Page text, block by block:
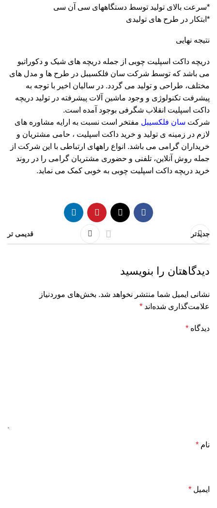
*سرعت بالای تولید توسط دستگاههای سی آن سی
*ابتکار در طرح های تولیدی
نتیجه نهایی
دریچه داکت اسپلیت چوبی از جمله دریچه های شیک و دکوراتیو
می باشد که توسط شرکت سان فلکسیبل در طرح ها و مدل های
مختلف، طراحی و تولید می گردد. در سالیان اخیر با توجه به
پیشرفت تکنولوژی و وجود ماشین آلات پیشرفته در تولید دریچه
داکت اسپلیت انقلاب شگرفی بوجود آمده است.
شرکت سان فلکسیبل مفتخر است نسبت به ارایه مشاوره های
لازم در زمینه ی تولید و خرید داکت اسپلیت ، حامی مشتریان و
خریداران گرامی می باشد. انواع راههای ارتباطی با این شرکت از
جمله روش آنلاین، تلفنی و حضوری مشتریان گرامی را در روند
خرید دریچه داکت اسپلیت چوبی به خوبی کمک می نماید.
جدیدتر قدیمی تر
دیدگاهتان را بنویسید
نشانی ایمیل شما منتشر نخواهد شد. بخش‌های موردنیاز
علامت‌گذاری شده‌اند *
دیدگاه *
نام *
ایمیل *